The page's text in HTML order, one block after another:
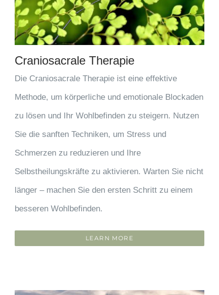
Craniosacrale Therapie
Die Craniosacrale Therapie ist eine effektive
Methode, um körperliche und emotionale Blockaden
zu lösen und Ihr Wohlbefinden zu steigern. Nutzen
Sie die sanften Techniken, um Stress und
Schmerzen zu reduzieren und Ihre
Selbstheilungskräfte zu aktivieren. Warten Sie nicht
länger – machen Sie den ersten Schritt zu einem
besseren Wohlbefinden.
LEARN MORE